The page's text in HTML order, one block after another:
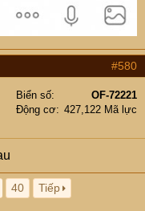
#580
Biển số
OF-72221
Động cơ
427,122 Mã lực
40 Tiếp